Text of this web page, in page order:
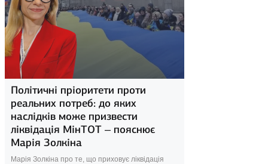
29 січня 2025
Політичні пріоритети проти
реальних потреб: до яких
наслідків може призвести
ліквідація МінТОТ – пояснює
Марія Золкіна
Марія Золкіна про те, що приховує ліквідація